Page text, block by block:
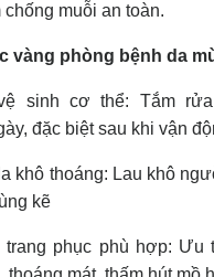
chống muỗi an toàn.
vàng phòng bệnh da
sinh cơ thể: Tắm
đặc biệt sau khi vận
khô thoáng: Lau khô
kẽ
trang phục phù hợp: Ưu